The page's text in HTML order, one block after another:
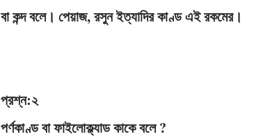
বা কন্দ বলে। পেয়াজ, রসুন ইত্যাদির কাণ্ড এই রকমের।
প্রশ্ন:২
পর্ণকাণ্ড বা ফাইলােক্ল্যাড কাকে বলে ?